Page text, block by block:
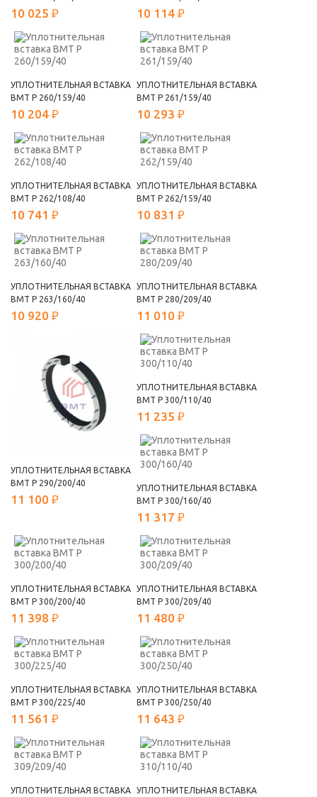
10 025 ₽ 10 114 ₽
УПЛОТНИТЕЛЬНАЯ ВСТАВКА
ВМТ Р 260/159/40
10 204 ₽
УПЛОТНИТЕЛЬНАЯ ВСТАВКА
ВМТ Р 261/159/40
10 293 ₽
УПЛОТНИТЕЛЬНАЯ ВСТАВКА
ВМТ Р 262/108/40
10 741 ₽
УПЛОТНИТЕЛЬНАЯ ВСТАВКА
ВМТ Р 262/159/40
10 831 ₽
УПЛОТНИТЕЛЬНАЯ ВСТАВКА
ВМТ Р 263/160/40
10 920 ₽
УПЛОТНИТЕЛЬНАЯ ВСТАВКА
ВМТ Р 280/209/40
11 010 ₽
УПЛОТНИТЕЛЬНАЯ ВСТАВКА
ВМТ Р 290/200/40
11 100 ₽
УПЛОТНИТЕЛЬНАЯ ВСТАВКА
ВМТ Р 300/110/40
11 235 ₽
УПЛОТНИТЕЛЬНАЯ ВСТАВКА
ВМТ Р 300/160/40
11 317 ₽
УПЛОТНИТЕЛЬНАЯ ВСТАВКА
ВМТ Р 300/200/40
11 398 ₽
УПЛОТНИТЕЛЬНАЯ ВСТАВКА
ВМТ Р 300/209/40
11 480 ₽
УПЛОТНИТЕЛЬНАЯ ВСТАВКА
ВМТ Р 300/225/40
11 561 ₽
УПЛОТНИТЕЛЬНАЯ ВСТАВКА
ВМТ Р 300/250/40
11 643 ₽
УПЛОТНИТЕЛЬНАЯ ВСТАВКА
УПЛОТНИТЕЛЬНАЯ ВСТАВКА